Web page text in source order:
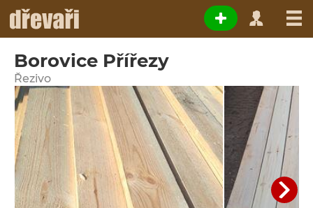
Borovice Přířezy
Řezivo